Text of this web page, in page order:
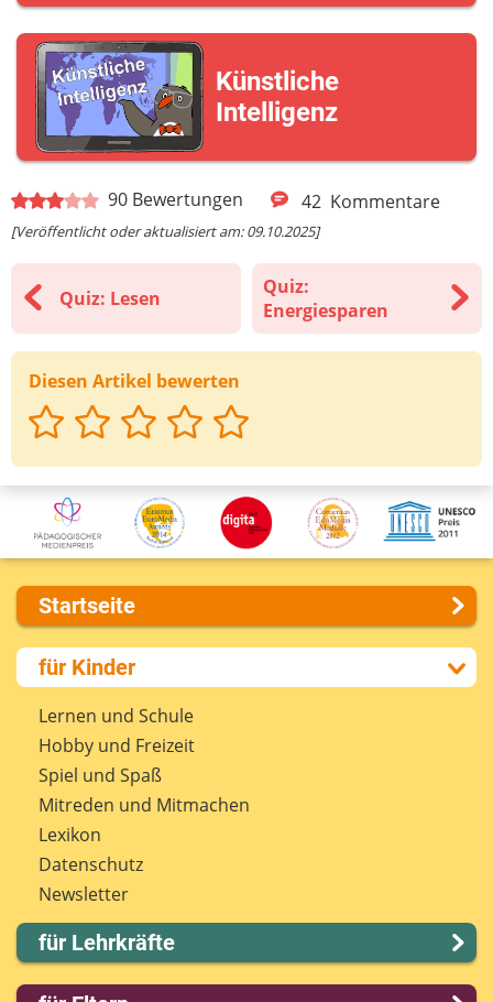
90 Bewertungen 42 Kommentare
[Veröffentlicht oder aktualisiert am: 09.10.2025]
Quiz: Lesen
Quiz:
Energiesparen
Diesen Artikel bewerten
Künstliche
Intelligenz
Startseite
Über uns
Presse
Kontakt
Impressum
Internet-ABC Sitemap
Barrierefreiheit
Länderprojekte
für Kinder
Lernen und Schule
Hobby und Freizeit
Spiel und Spaß
Mitreden und Mitmachen
Lexikon
Datenschutz
Newsletter
für Lehrkräfte
Lernmodule